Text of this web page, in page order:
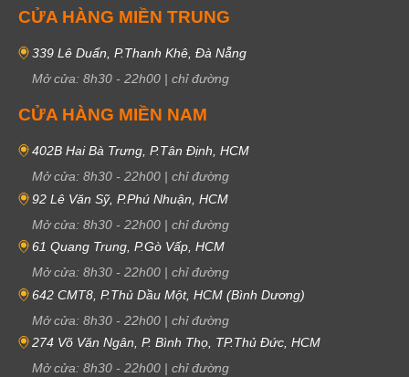
CỬA HÀNG MIỀN TRUNG
339 Lê Duẩn, P.Thanh Khê, Đà Nẵng
Mở cửa: 8h30 - 22h00 | chỉ đường
CỬA HÀNG MIỀN NAM
402B Hai Bà Trưng, P.Tân Định, HCM
Mở cửa: 8h30 - 22h00 | chỉ đường
92 Lê Văn Sỹ, P.Phú Nhuận, HCM
Mở cửa: 8h30 - 22h00 | chỉ đường
61 Quang Trung, P.Gò Vấp, HCM
Mở cửa: 8h30 - 22h00 | chỉ đường
642 CMT8, P.Thủ Dầu Một, HCM (Bình Dương)
Mở cửa: 8h30 - 22h00 | chỉ đường
274 Võ Văn Ngân, P. Bình Thọ, TP.Thủ Đức, HCM
Mở cửa: 8h30 - 22h00 | chỉ đường